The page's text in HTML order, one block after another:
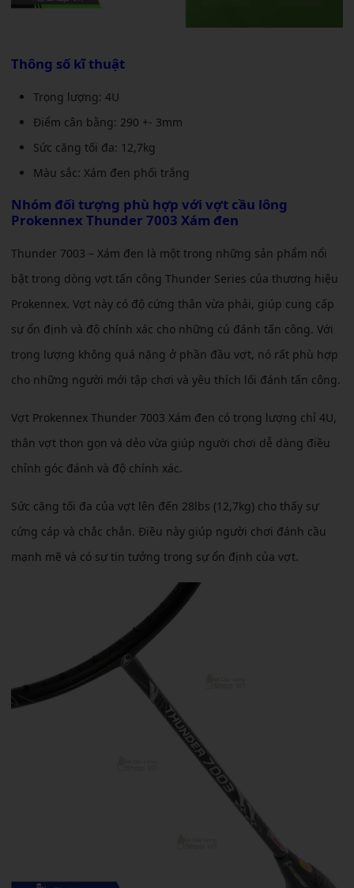
Thông số kĩ thuật
Trọng lượng: 4U
Điểm cân bằng: 290 +- 3mm
Sức căng tối đa: 12,7kg
Màu sắc: Xám đen phối trắng
Nhóm đối tượng phù hợp với vợt cầu lông
Prokennex Thunder 7003 Xám đen
Thunder 7003 – Xám đen là một trong những sản phẩm nổi
bật trong dòng vợt tấn công Thunder Series của thương hiệu
Prokennex. Vợt này có độ cứng thân vừa phải, giúp cung cấp
sự ổn định và độ chính xác cho những cú đánh tấn công. Với
trọng lượng không quá nặng ở phần đầu vợt, nó rất phù hợp
cho những người mới tập chơi và yêu thích lối đánh tấn công.
Vợt Prokennex Thunder 7003 Xám đen có trọng lượng chỉ 4U,
thân vợt thon gọn và dẻo vừa giúp người chơi dễ dàng điều
chỉnh góc đánh và độ chính xác.
Sức căng tối đa của vợt lên đến 28lbs (12,7kg) cho thấy sự
cứng cáp và chắc chắn. Điều này giúp người chơi đánh cầu
mạnh mẽ và có sự tin tưởng trong sự ổn định của vợt.